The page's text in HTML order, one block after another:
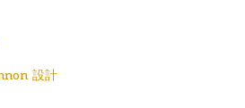
設計